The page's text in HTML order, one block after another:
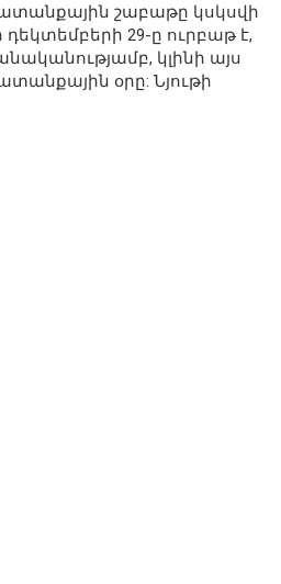
շաբաթը կսկսվի
դեկտեմբերի 29-ը ուրբաթ է,
կլինի այս
օրը: Նյութի